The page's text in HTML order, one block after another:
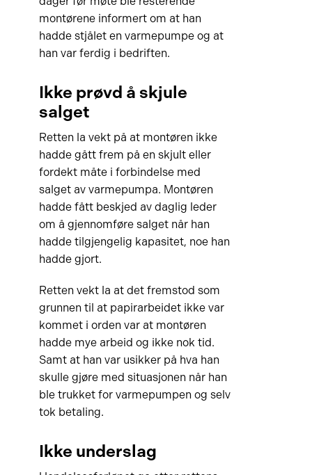
montørene informert om at han
hadde stjålet en varmepumpe og at
han var ferdig i bedriften.
Ikke prøvd å skjule
salget
Retten la vekt på at montøren ikke
hadde gått frem på en skjult eller
fordekt måte i forbindelse med
salget av varmepumpa. Montøren
hadde fått beskjed av daglig leder
om å gjennomføre salget når han
hadde tilgjengelig kapasitet, noe han
hadde gjort.
Retten vekt la at det fremstod som
grunnen til at papirarbeidet ikke var
kommet i orden var at montøren
hadde mye arbeid og ikke nok tid.
Samt at han var usikker på hva han
skulle gjøre med situasjonen når han
ble trukket for varmepumpen og selv
tok betaling.
Ikke underslag